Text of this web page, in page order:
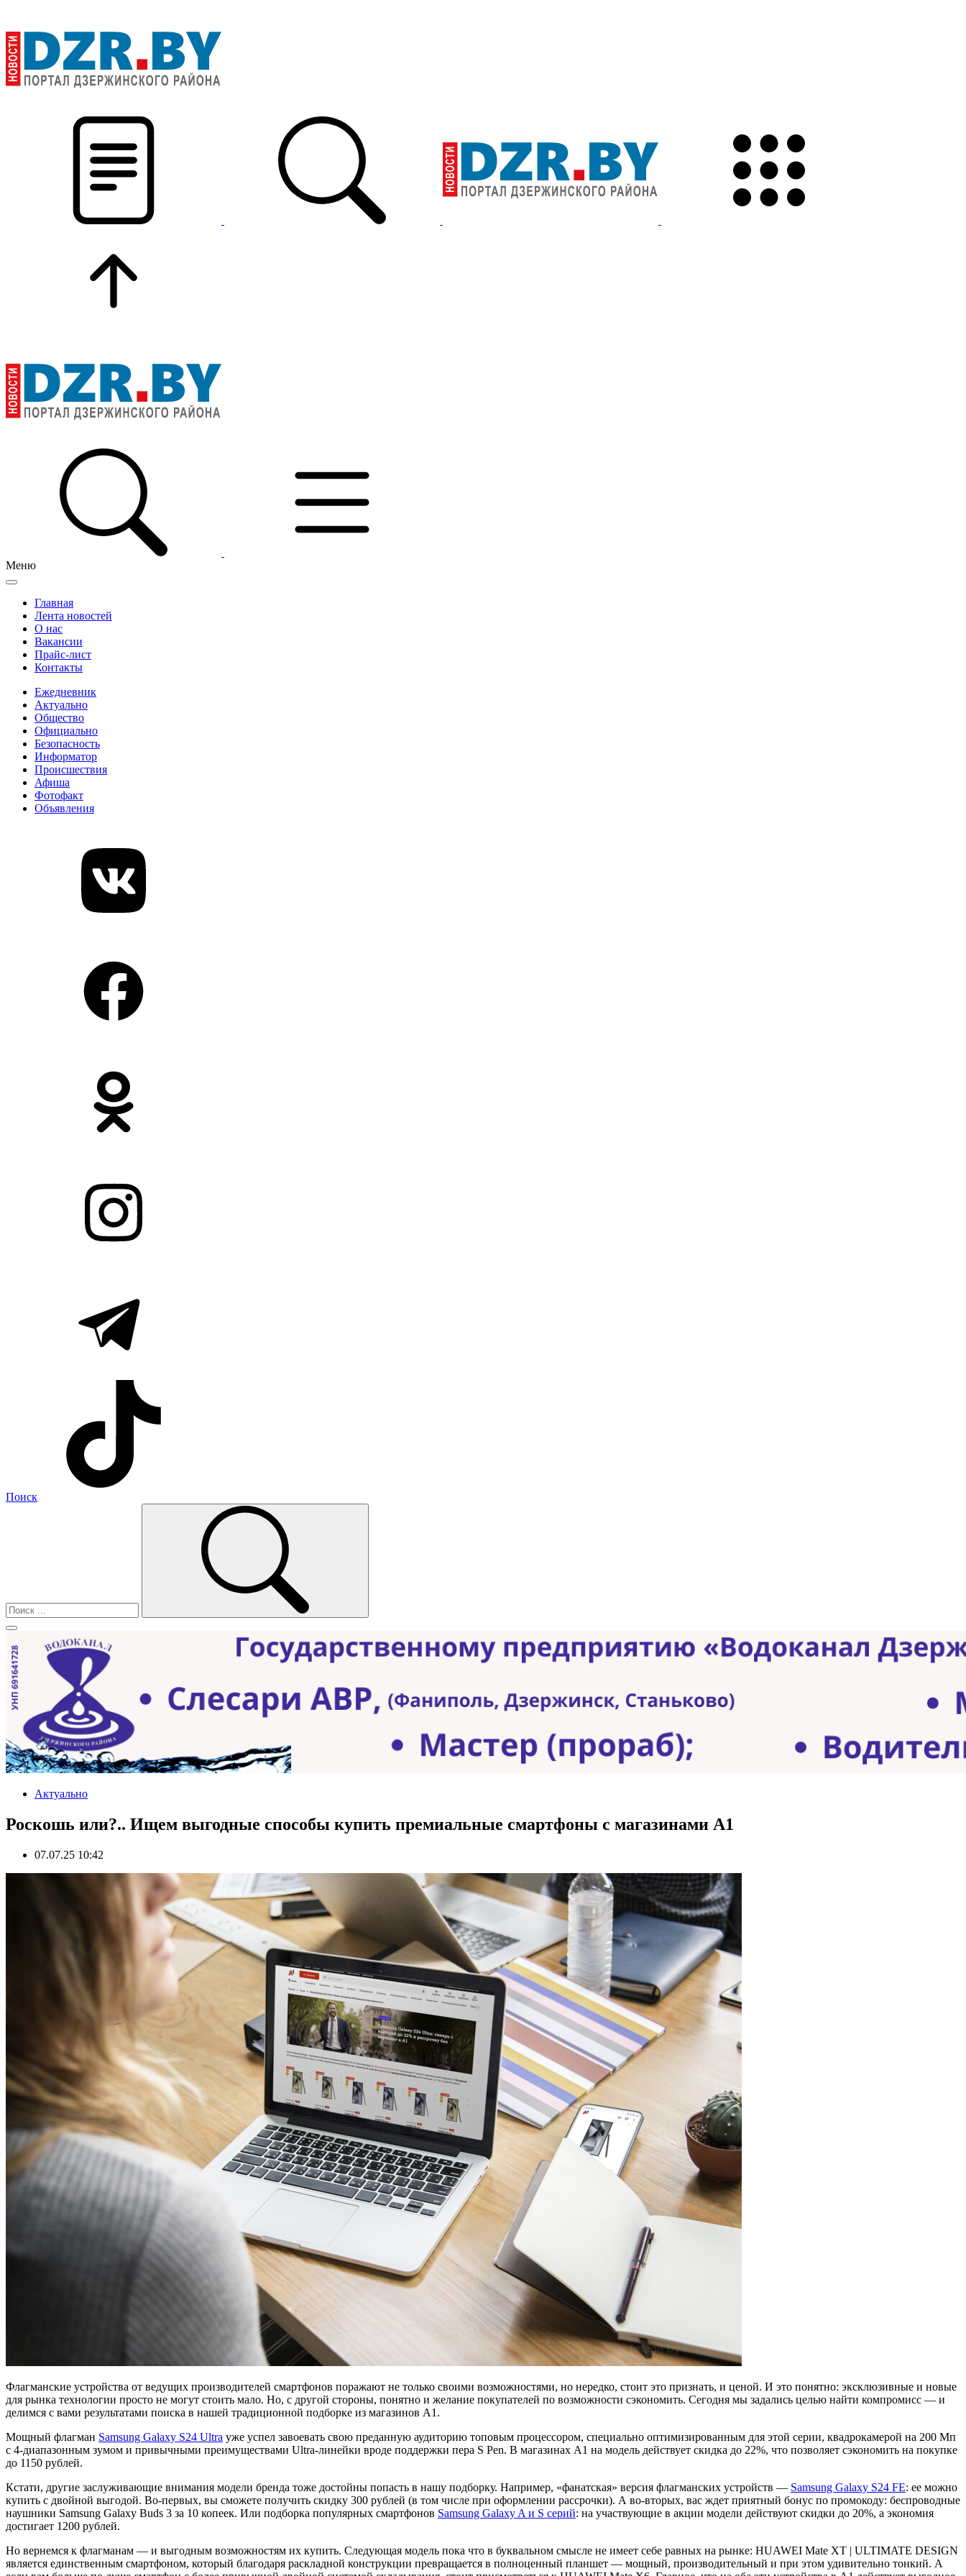
Меню
Главная
Лента новостей
О нас
Вакансии
Прайс-лист
Контакты
Ежедневник
Актуально
Общество
Официально
Безопасность
Информатор
Происшествия
Афиша
Фотофакт
Объявления
Поиск
Актуально
Роскошь или?.. Ищем выгодные способы купить премиальные смартфоны с магазинами А1
07.07.25 10:42
Флагманские устройства от ведущих производителей смартфонов поражают не только своими возможностями, но нередко, стоит это признать, и ценой. И это понятно: эксклюзивные и новые
для рынка технологии просто не могут стоить мало. Но, с другой стороны, понятно и желание покупателей по возможности сэкономить. Сегодня мы задались целью найти компромисс — и
делимся с вами результатами поиска в нашей традиционной подборке из магазинов А1.
Мощный флагман Samsung Galaxy S24 Ultra уже успел завоевать свою преданную аудиторию топовым процессором, специально оптимизированным для этой серии, квадрокамерой на 200 Мп
с 4-диапазонным зумом и привычными преимуществами Ultra-линейки вроде поддержки пера S Pen. В магазинах А1 на модель действует скидка до 22%, что позволяет сэкономить на покупке
до 1150 рублей.
Кстати, другие заслуживающие внимания модели бренда тоже достойны попасть в нашу подборку. Например, «фанатская» версия флагманских устройств — Samsung Galaxy S24 FE: ее можно
купить с двойной выгодой. Во-первых, вы сможете получить скидку 300 рублей (в том числе при оформлении рассрочки). А во-вторых, вас ждет приятный бонус по промокоду: беспроводные
наушники Samsung Galaxy Buds 3 за 10 копеек. Или подборка популярных смартфонов Samsung Galaxy A и S серий: на участвующие в акции модели действуют скидки до 20%, а экономия
достигает 1200 рублей.
Но вернемся к флагманам — и выгодным возможностям их купить. Следующая модель пока что в буквальном смысле не имеет себе равных на рынке: HUAWEI Mate XT | ULTIMATE DESIGN
является единственным смартфоном, который благодаря раскладной конструкции превращается в полноценный планшет — мощный, производительный и при этом удивительно тонкий. А